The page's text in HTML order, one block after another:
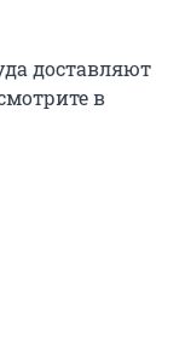
доставляют
в